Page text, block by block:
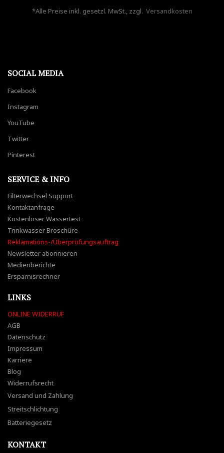
*Alle Preise inkl. gesetzl. MwSt., zzgl. Versandkosten
SOCIAL MEDIA
Facebook
Instagram
YouTube
Twitter
Pinterest
SERVICE & INFO
Filterwechsel Support
Kontaktanfrage
Kostenloser Wassertest
Trinkwasser Broschüre
Reklamations-/Überprüfungsauftrag
Newsletter abonnieren
Medienberichte
Ersparnisrechner
LINKS
ONLINE WIDERRUF
AGB
Datenschutz
Impressum
Karriere
Blog
Widerrufsrecht
Versand und Zahlung
Streitschlichtung
Batteriegesetz
KONTAKT